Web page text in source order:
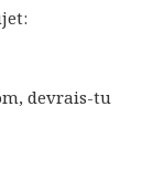
devrais-tu